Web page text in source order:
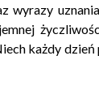
wyrazy
każdy